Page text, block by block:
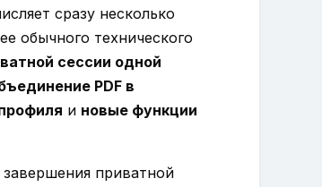
сразу несколько
обычного технического
сессии одной
PDF в
и новые функции
приватной